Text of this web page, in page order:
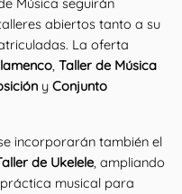
Música seguirán
abiertos tanto a su
La oferta
, Taller de Música
y Conjunto
Como novedad, el próximo curso se incorporarán también el
de Ukelele, ampliando
musical para